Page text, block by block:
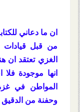
ان ما دعاني
من قبل قيادات
الغزي تعتقد ان
انها موجودة
المواطن في
وحفنة من الدقيق